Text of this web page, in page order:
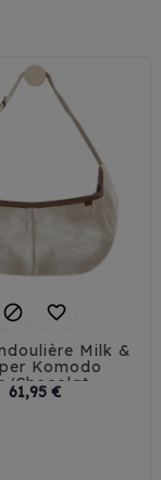
 
Milk &
Komodo
Chocolat
61,95 €Prix